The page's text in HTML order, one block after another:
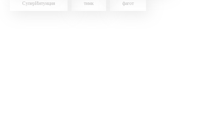
СуперИнтуиция тнмк фагот